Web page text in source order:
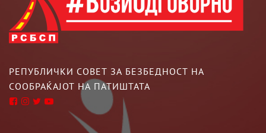
РЕПУБЛИЧКИ СОВЕТ ЗА БЕЗБЕДНОСТ НА
СООБРАЌАЈОТ НА ПАТИШТАТА